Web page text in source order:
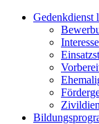
Gedenkdienst